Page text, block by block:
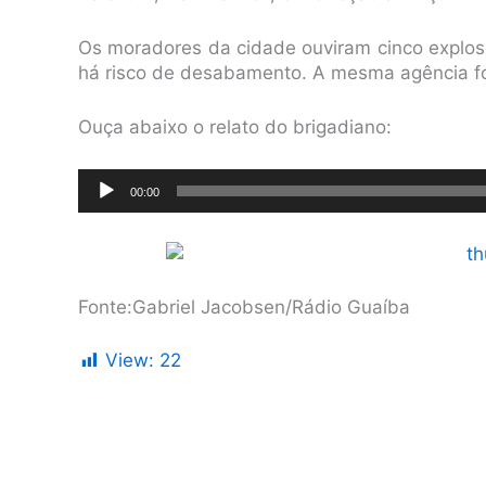
Os moradores da cidade ouviram cinco
há risco de desabamento. A mesma agência
Ouça abaixo o relato do brigadiano:
Tocador
00:00
Fonte:Gabriel Jacobsen/Rádio Guaíba
View: 22